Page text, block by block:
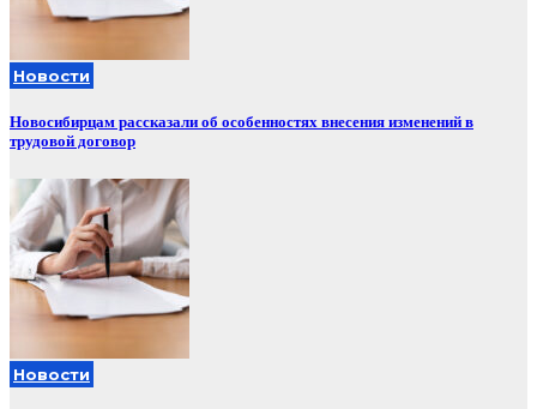
Новости
Новосибирцам рассказали об особенностях внесения изменений в
трудовой договор
Новости